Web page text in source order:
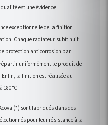
est une évidence.
exceptionnelle de la finition
Chaque radiateur subit huit
protection anticorrosion par
uniformément le produit de
la finition est réalisée au
°C.
(*) sont fabriqués dans des
pour leur résistance à la